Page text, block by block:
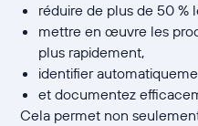
réduire de plus de 50 %
mettre en œuvre les
plus rapidement,
identifier
et documentez
Cela permet non